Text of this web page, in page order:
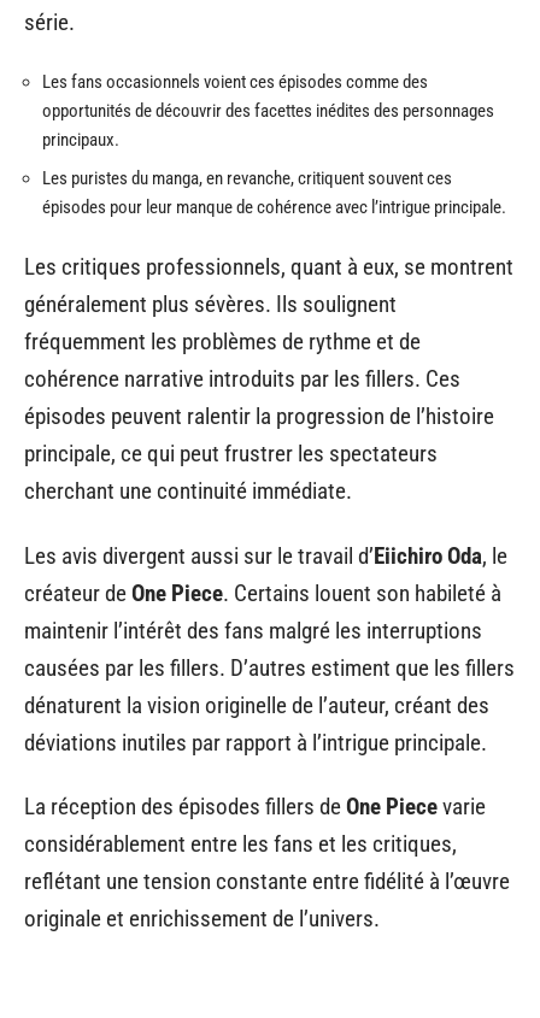
série.
Les fans occasionnels voient ces épisodes comme des
opportunités de découvrir des facettes inédites des personnages
principaux.
Les puristes du manga, en revanche, critiquent souvent ces
épisodes pour leur manque de cohérence avec l’intrigue principale.
Les critiques professionnels, quant à eux, se montrent
généralement plus sévères. Ils soulignent
fréquemment les problèmes de rythme et de
cohérence narrative introduits par les fillers. Ces
épisodes peuvent ralentir la progression de l’histoire
principale, ce qui peut frustrer les spectateurs
cherchant une continuité immédiate.
Les avis divergent aussi sur le travail d’Eiichiro Oda, le
créateur deOne Piece. Certains louent son habileté à
maintenir l’intérêt des fans malgré les interruptions
causées par les fillers. D’autres estiment que les fillers
dénaturent la vision originelle de l’auteur, créant des
déviations inutiles par rapport à l’intrigue principale.
La réception des épisodes fillers deOne Piecevarie
considérablement entre les fans et les critiques,
reflétant une tension constante entre fidélité à l’œuvre
originale et enrichissement de l’univers.